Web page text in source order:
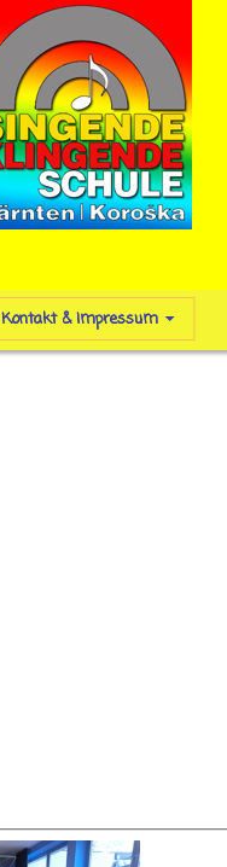
Kontakt & Impressum